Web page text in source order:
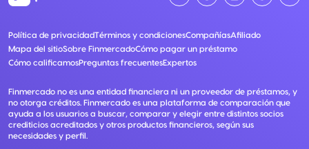
Política de privacidadTérminos y condicionesCompañíasAfiliado
Mapa del sitioSobre FinmercadoCómo pagar un préstamo
Cómo calificamosPreguntas frecuentesExpertos
Finmercado no es una entidad financiera ni un proveedor de préstamos, y
no otorga créditos. Finmercado es una plataforma de comparación que
ayuda a los usuarios a buscar, comparar y elegir entre distintos socios
crediticios acreditados y otros productos financieros, según sus
necesidades y perfil.